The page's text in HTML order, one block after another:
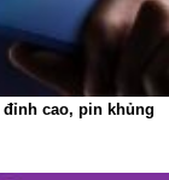
đỉnh cao, pin khủng